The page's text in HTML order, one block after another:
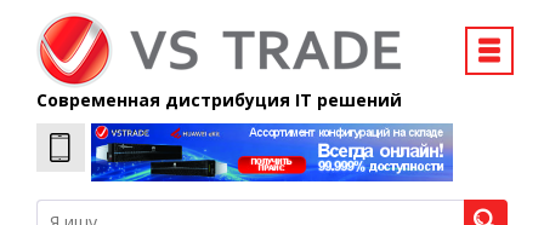
Современная дистрибуция IT решений